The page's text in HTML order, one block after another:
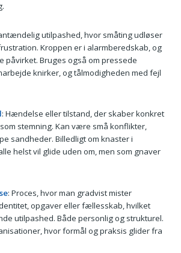
utilpashed, hvor småting udløser
Kroppen er i alarmberedskab, og
påvirket. Bruges også om pressede
knirker, og tålmodigheden med fejl
: Hændelse eller tilstand, der skaber konkret
stemning. Kan være små konflikter,
sandheder. Billedligt om knaster i
helst vil glide uden om, men som gnaver
: Proces, hvor man gradvist mister
opgaver eller fællesskab, hvilket
utilpashed. Både personlig og strukturel.
hvor formål og praksis glider fra